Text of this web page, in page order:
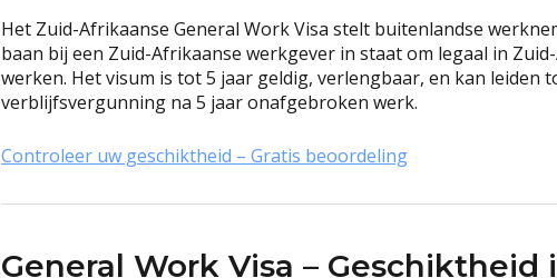
Het Zuid-Afrikaanse General Work Visa stelt buitenlandse
baan bij een Zuid-Afrikaanse werkgever in staat om legaal in
werken. Het visum is tot 5 jaar geldig, verlengbaar, en kan leiden
verblijfsvergunning na 5 jaar onafgebroken werk.
Controleer uw geschiktheid – Gratis beoordeling
General Work Visa – Geschiktheid